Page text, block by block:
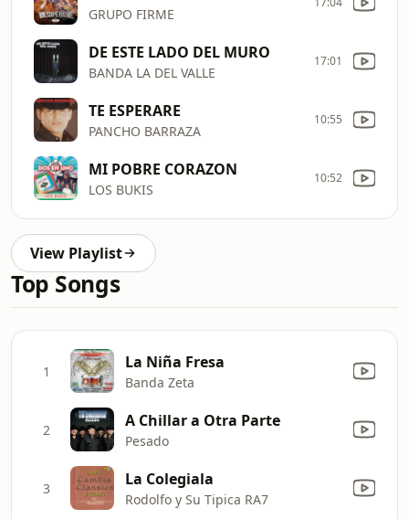
GRUPO FIRME
DE ESTE LADO DEL MURO
BANDA LA DEL VALLE
17:01
TE ESPERARE
PANCHO BARRAZA
10:55
MI POBRE CORAZON
LOS BUKIS
10:52
View Playlist
Top Songs
1 La Niña Fresa
Banda Zeta
2 A Chillar a Otra Parte
Pesado
3 La Colegiala
Rodolfo y Su Tipica RA7